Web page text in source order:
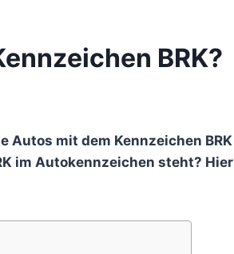
BRK?
Autos mit dem Kennzeichen BRK
im Autokennzeichen steht? Hier